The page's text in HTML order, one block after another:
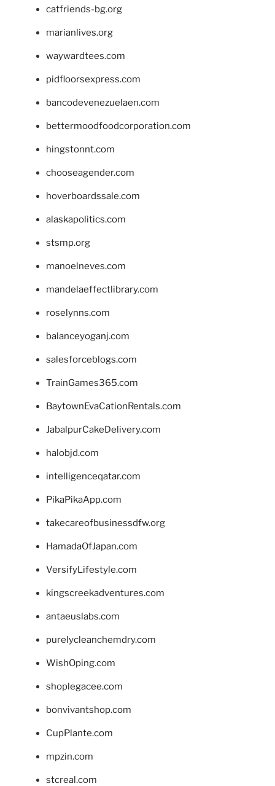
catfriends-bg.org
marianlives.org
waywardtees.com
pidfloorsexpress.com
bancodevenezuelaen.com
bettermoodfoodcorporation.com
hingstonnt.com
chooseagender.com
hoverboardssale.com
alaskapolitics.com
stsmp.org
manoelneves.com
mandelaeffectlibrary.com
roselynns.com
balanceyoganj.com
salesforceblogs.com
TrainGames365.com
BaytownEvaCationRentals.com
JabalpurCakeDelivery.com
halobjd.com
intelligenceqatar.com
PikaPikaApp.com
takecareofbusinessdfw.org
HamadaOfJapan.com
VersifyLifestyle.com
kingscreekadventures.com
antaeuslabs.com
purelycleanchemdry.com
WishOping.com
shoplegacee.com
bonvivantshop.com
CupPlante.com
mpzin.com
stcreal.com